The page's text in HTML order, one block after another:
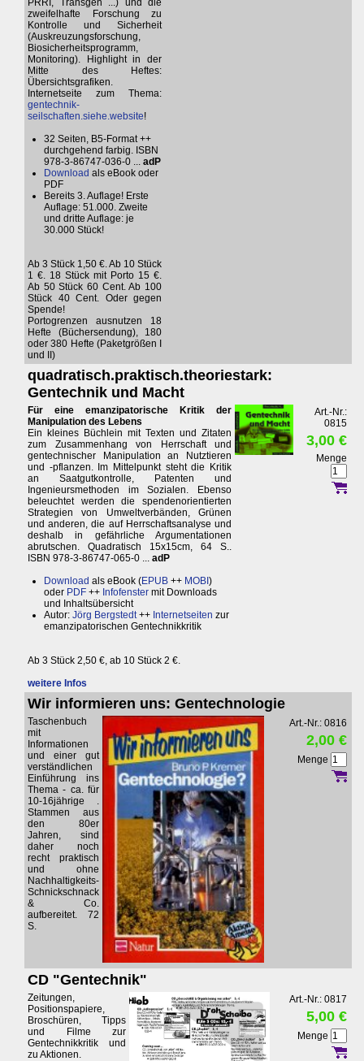
PRRI, Transgen ...) und die
zweifelhafte Forschung zu
Kontrolle und Sicherheit
(Auskreuzungsforschung,
Biosicherheitsprogramm,
Monitoring). Highlight in der
Mitte des Heftes:
Übersichtsgrafiken.
Internetseite zum Thema:
gentechnik-
seilschaften.siehe.website!
32 Seiten, B5-Format ++
durchgehend farbig. ISBN
978-3-86747-036-0 ... adP
Download als eBook oder
PDF
Bereits 3. Auflage! Erste
Auflage: 51.000. Zweite
und dritte Auflage: je
30.000 Stück!
Ab 3 Stück 1,50 €. Ab 10 Stück
1 €. 18 Stück mit Porto 15 €.
Ab 50 Stück 60 Cent. Ab 100
Stück 40 Cent. Oder gegen
Spende!
Portogrenzen ausnutzen 18
Hefte (Büchersendung), 180
oder 380 Hefte (Paketgrößen I
und II)
quadratisch.praktisch.theoriestark:
Gentechnik und Macht
Für eine emanzipatorische Kritik der
Manipulation des Lebens
Ein kleines Büchlein mit Texten und Zitaten
zum Zusammenhang von Herrschaft und
gentechnischer Manipulation an Nutztieren
und -pflanzen. Im Mittelpunkt steht die Kritik
an Saatgutkontrolle, Patenten und
Ingenieursmethoden im Sozialen. Ebenso
beleuchtet werden die spendenorientierten
Strategien von Umweltverbänden, Grünen
und anderen, die auf Herrschaftsanalyse und
deshalb in gefährliche Argumentationen
abrutschen. Quadratisch 15x15cm, 64 S..
ISBN 978-3-86747-065-0 ... adP
Download als eBook (EPUB ++ MOBI )
oder PDF ++ Infofenster mit Downloads
und Inhaltsübersicht
Autor: Jörg Bergstedt++ Internetseiten zur
emanzipatorischen Gentechnikkritik
Ab 3 Stück 2,50 €, ab 10 Stück 2 €.
weitere Infos
Art.-Nr.:
0815
3,00 €
Menge
Wir informieren uns: Gentechnologie
Taschenbuch
mit
Informationen
und einer gut
verständlichen
Einführung ins
Thema - ca. für
10-16jährige .
Stammen aus
den 80er
Jahren, sind
daher noch
recht praktisch
und ohne
Nachhaltigkeits-
Schnickschnack
& Co.
aufbereitet. 72
S.
Art.-Nr.: 0816
2,00 €
Menge
CD "Gentechnik"
Zeitungen,
Positionspapiere,
Broschüren, Tipps
und Filme zur
Gentechnikkritik und
zu Aktionen.
Art.-Nr.: 0817
5,00 €
Menge